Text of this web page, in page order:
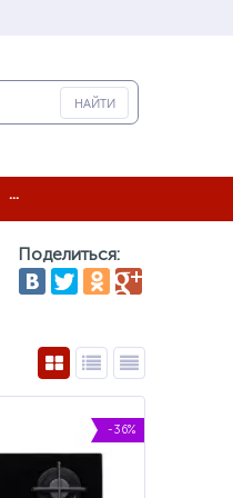
...
Поделиться:
-36%